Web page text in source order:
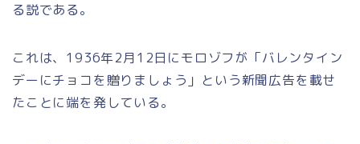
る説である。
これは、1936年2月12日にモロゾフが 「バレンタイン
デーにチョコを贈りましょう」 という新聞広告を載せ
たことに端を発している。